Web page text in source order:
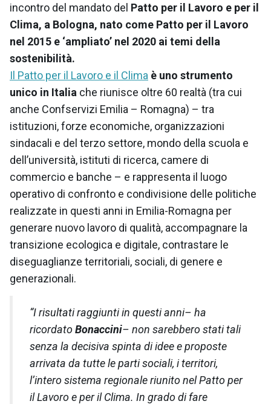
incontro del mandato del Patto per il Lavoro e per il
Clima, a Bologna, nato come Patto per il Lavoro
nel 2015 e ‘ampliato’ nel 2020 ai temi della
sostenibilità.
Il Patto per il Lavoro e il Clima è uno strumento
unico in Italia che riunisce oltre 60 realtà (tra cui
anche Confservizi Emilia – Romagna) – tra
istituzioni, forze economiche, organizzazioni
sindacali e del terzo settore, mondo della scuola e
dell’università, istituti di ricerca, camere di
commercio e banche – e rappresenta il luogo
operativo di confronto e condivisione delle politiche
realizzate in questi anni in Emilia-Romagna per
generare nuovo lavoro di qualità, accompagnare la
transizione ecologica e digitale, contrastare le
diseguaglianze territoriali, sociali, di genere e
generazionali.
“I risultati raggiunti in questi anni– ha
ricordatoBonaccini– non sarebbero stati tali
senza la decisiva spinta di idee e proposte
arrivata da tutte le parti sociali, i territori,
l’intero sistema regionale riunito nel Patto per
il Lavoro e per il Clima. In grado di fare